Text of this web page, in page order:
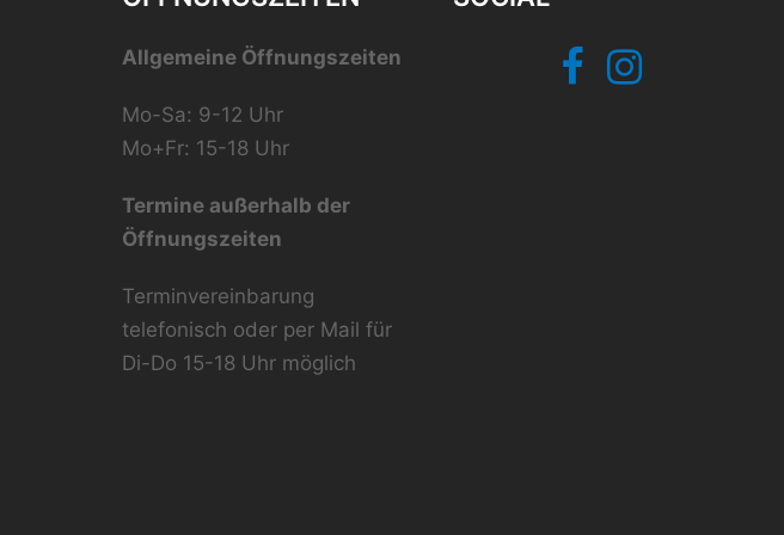
Allgemeine Öffnungszeiten
Mo-Sa: 9-12 Uhr
Mo+Fr: 15-18 Uhr
Termine außerhalb der
Öffnungszeiten
Terminvereinbarung
telefonisch oder per Mail für
Di-Do 15-18 Uhr möglich
FacebookInstagram